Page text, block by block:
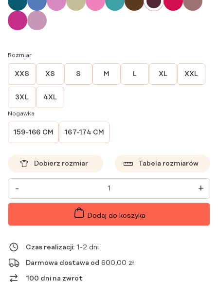
Rozmiar
XXS XS S M L XL XXL
3XL 4XL
Nogawka
159-166 CM 167-174 CM
Dobierz rozmiar Tabela rozmiarów
-
ILOŚĆ
SPODNIE
MEDYCZNE
DAMSKIE
CZEKOLADZIE
+
Dodaj do koszyka
Czas realizacji: 1-2 dni
Darmowa dostawa od 600,00 zł
100 dni na zwrot